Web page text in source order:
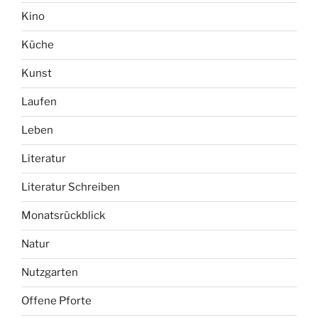
Kino
Küche
Kunst
Laufen
Leben
Literatur
Literatur Schreiben
Monatsrückblick
Natur
Nutzgarten
Offene Pforte